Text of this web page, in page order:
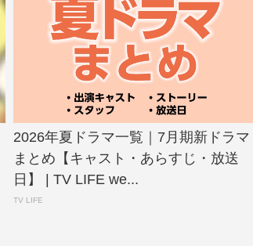
2026年夏ドラマ一覧｜7月期新ドラマ
まとめ【キャスト・あらすじ・放送
日】 | TV LIFE we...
TV LIFE